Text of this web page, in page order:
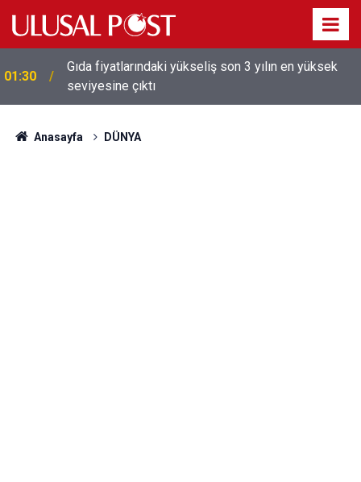
01:26
Galatasaray'dan sekiz kişi hakkında savcılığa suç
duyurusu
Anasayfa DÜNYA